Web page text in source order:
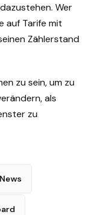
Wer
auf Tarife mit
Zählerstand
zu sein, um zu
als
zu